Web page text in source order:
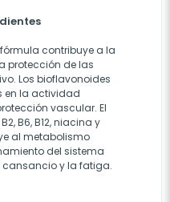
contribuye a la
protección de las
Los bioflavonoides
en la actividad
vascular. El
B6, B12, niacina y
al metabolismo
del sistema
cansancio y la fatiga.